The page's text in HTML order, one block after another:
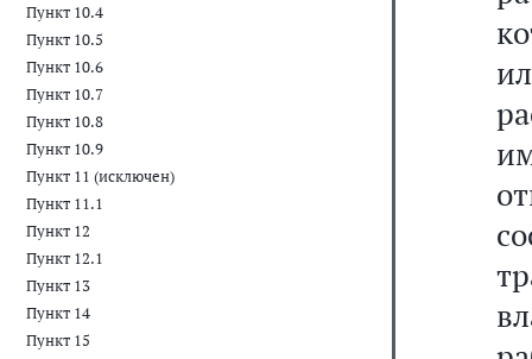
Пункт 10.4
Пункт 10.5
Пункт 10.6
Пункт 10.7
Пункт 10.8
Пункт 10.9
Пункт 11 (исключен)
Пункт 11.1
Пункт 12
Пункт 12.1
Пункт 13
Пункт 14
Пункт 15